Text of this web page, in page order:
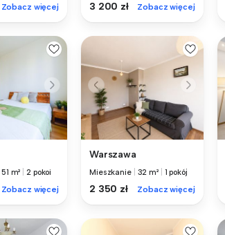
Zobacz więcej 3 200 zł Zobacz więcej
51 m² |2 pokoi
Zobacz więcej
Warszawa
Mieszkanie 32 m² 1 pokój
2 350 zł Zobacz więcej